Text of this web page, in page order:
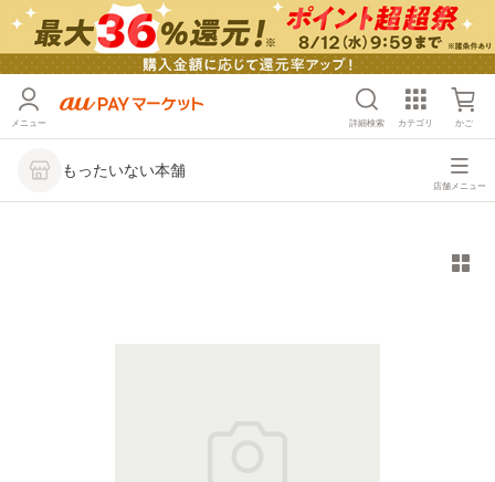
メニュー 詳細検索 カテゴリ かご
もったいない本舗
店舗メニュー